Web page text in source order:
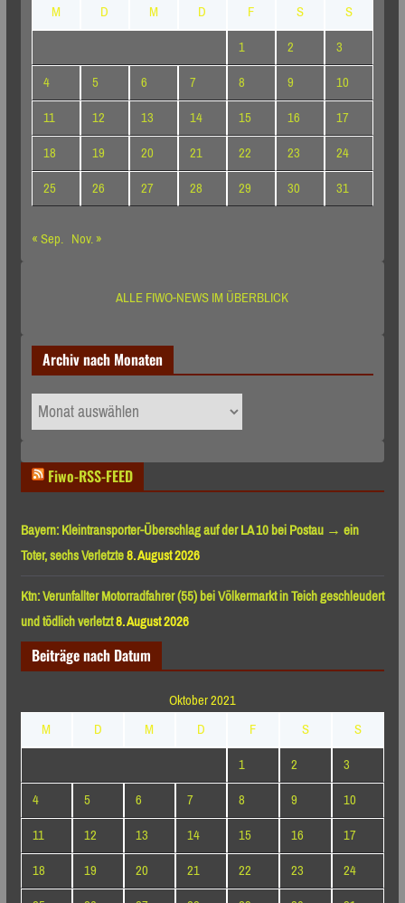
M
D M D F S
S
1
2
3
4
5 6 7 8 9
10
11
12 13 14 15 16
17
18
19 20 21 22 23
24
25
26 27 28 29 30
31
« Sep. Nov. »
ALLE FIWO-NEWS IM ÜBERBLICK
Archiv nach Monaten
Archiv
nach
Fiwo-RSS-FEED
Bayern: Kleintransporter-Überschlag auf der LA 10 bei Postau → ein
Toter, sechs Verletzte8. August 2026
Ktn: Verunfallter Motorradfahrer (55) bei Völkermarkt in Teich geschleudert
und tödlich verletzt8. August 2026
Beiträge nach Datum
Oktober 2021
M
D M D F S
S
1
2
3
4
5 6 7 8 9
10
11
12 13 14 15 16
17
18
19 20 21 22 23
24